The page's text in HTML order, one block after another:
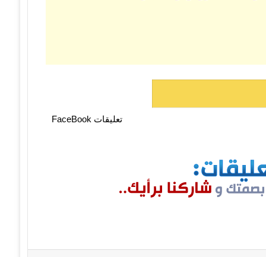
تعليقات FaceBook